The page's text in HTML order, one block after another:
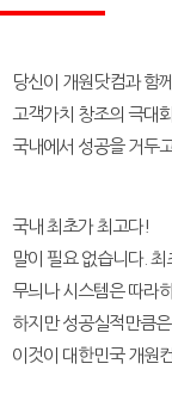
당신이 개원닷컴과 함
고객가치 창조의 극대
국내에서 성공을 거두
국내 최초가 최고다!
말이 필요 없습니다. 최
무늬나 시스템은 따라
하지만 성공실적만큼
이것이 대한민국 개원